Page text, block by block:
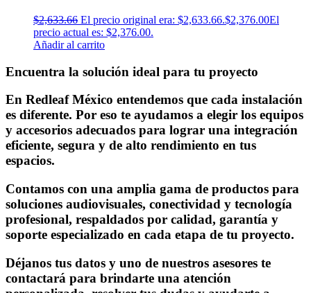
$2,633.66 El precio original era: $2,633.66.$2,376.00El
precio actual es: $2,376.00.
Añadir al carrito
Encuentra la solución ideal para tu proyecto
En Redleaf México entendemos que cada instalación
es diferente. Por eso te ayudamos a elegir los equipos
y accesorios adecuados para lograr una integración
eficiente, segura y de alto rendimiento en tus
espacios.
Contamos con una amplia gama de productos para
soluciones audiovisuales, conectividad y tecnología
profesional, respaldados por calidad, garantía y
soporte especializado en cada etapa de tu proyecto.
Déjanos tus datos y uno de nuestros asesores te
contactará para brindarte una atención